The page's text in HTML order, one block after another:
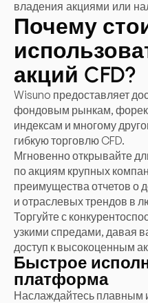
владения акциями или
Почему
акций CFD?
Wisuno предоставляет
фондовым рынкам,
индексам и многому
гибкую торговлю CFD.
Мгновенно открывайте
по акциям крупных
преимущества отчетов о
и отраслевых трендов в
Торгуйте с
узкими спредами, давая
доступ к высокоценным
Быстрое
платформа
Наслаждайтесь плавным